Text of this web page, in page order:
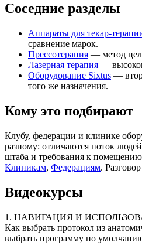
Соседние разделы
Аппараты для текар-
сравнение марок.
Прессотерапия — метод
Лазерная терапия —
Оборудование Sixtus —
того же назначения.
Кому это подбирают
Клубу, федерации и клинике
разному: отличаются поток
штаба и требования к
Клиникам, Федерациям.
Видеокурсы
1. НАВИГАЦИЯ И
Как выбрать протокол из
выбрать программу по